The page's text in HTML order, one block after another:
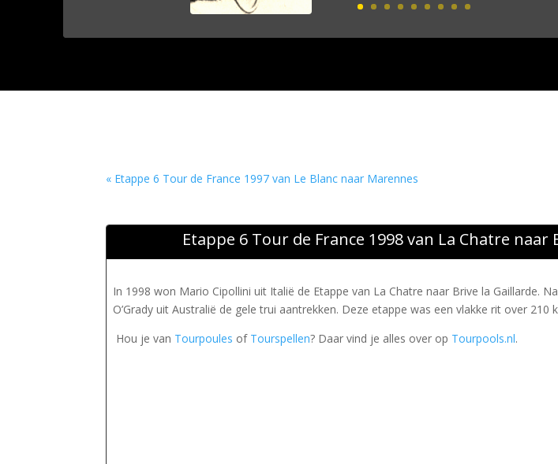
« Etappe 6 Tour de France 1997 van Le Blanc naar Marennes
Etappe 6 Tour de France 1998 van La Chatre naar
In 1998 won Mario Cipollini uit Italië de Etappe van La Chatre naar Brive la Gaillarde.
O’Grady uit Australië de gele trui aantrekken. Deze etappe was een vlakke rit over 210
Hou je van Tourpoules of Tourspellen? Daar vind je alles over op Tourpools.nl.